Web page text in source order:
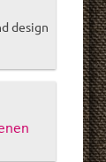
design